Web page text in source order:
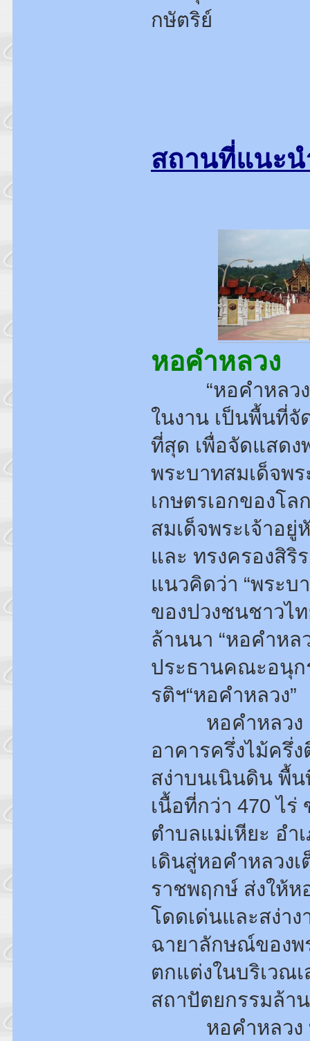
กษัตริย์
สถานที่แนะน
หอคำหลวง
“หอคำหลวง”
ในงาน เป็นพื้นที่จั
ที่สุด เพื่อจัดแสดง
พระบาทสมเด็จพ
เกษตรเอกของโล
สมเด็จพระเจ้าอ
และ ทรงครองสิริ
แนวคิดว่า “พระบ
ของปวงชนชาวไ
ล้านนา “หอคำหล
ประธานคณะอนุก
รติฯ“หอคำหลวง”
หอคำหลวง สถ
อาคารครึ่งไม้ครึ่
สง่าบนเนินดิน พื้น
เนื้อที่กว่า 470 ไร่
ตำบลแม่เหียะ อำ
เดินสู่หอคำหลวง
ราชพฤกษ์ ส่งให้
โดดเด่นและสง่า
ฉายาลักษณ์ของพ
ตกแต่งในบริเวณ
สถาปัตยกรรมล้า
หอคำหลวง ที่ง